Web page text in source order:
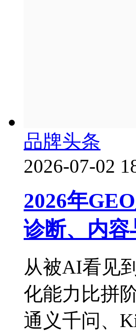
品牌头条
2026-07-02
2026年
诊断、内
从被AI看见
化能力比拼
通义千问、